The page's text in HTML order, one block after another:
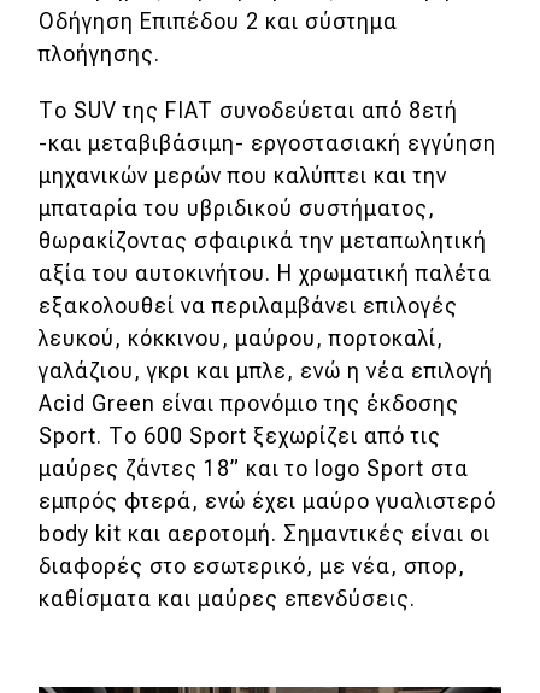
Οδήγηση Επιπέδου 2 και σύστημα
πλοήγησης.
Το SUV της FIAT συνοδεύεται από 8ετή
-και μεταβιβάσιμη- εργοστασιακή εγγύηση
μηχανικών μερών που καλύπτει και την
μπαταρία του υβριδικού συστήματος,
θωρακίζοντας σφαιρικά την μεταπωλητική
αξία του αυτοκινήτου. Η χρωματική παλέτα
εξακολουθεί να περιλαμβάνει επιλογές
λευκού, κόκκινου, μαύρου, πορτοκαλί,
γαλάζιου, γκρι και μπλε, ενώ η νέα επιλογή
Acid Green είναι προνόμιο της έκδοσης
Sport. Το 600 Sport ξεχωρίζει από τις
μαύρες ζάντες 18” και το logo Sport στα
εμπρός φτερά, ενώ έχει μαύρο γυαλιστερό
body kit και αεροτομή. Σημαντικές είναι οι
διαφορές στο εσωτερικό, με νέα, σπορ,
καθίσματα και μαύρες επενδύσεις.